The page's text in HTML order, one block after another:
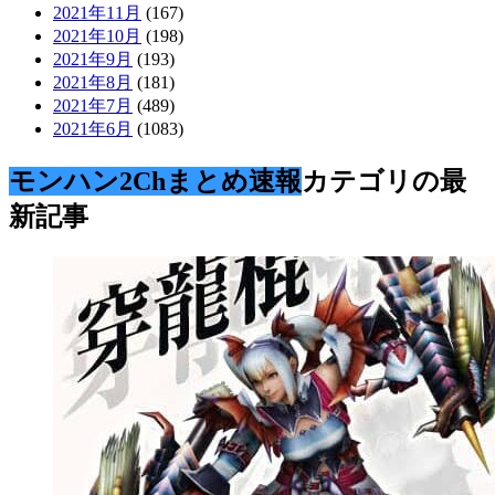
2021年11月 (167)
2021年10月 (198)
2021年9月 (193)
2021年8月 (181)
2021年7月 (489)
2021年6月 (1083)
モンハン2Chまとめ速報カテゴリの最
新記事